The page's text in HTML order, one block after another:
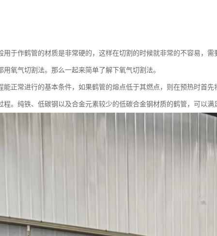
用于作鹤管的材质是非常硬的，这样在切割的时候就非常的不容易，
用氧气切割法。那么一起来简单了解下氧气切割法。
能正常进行的基本条件，如果鹤管的熔点低于其燃点，则在预热时首
程。纯铁、低碳钢以及合金元素较少的低碳合金钢材质的鹤管，可以